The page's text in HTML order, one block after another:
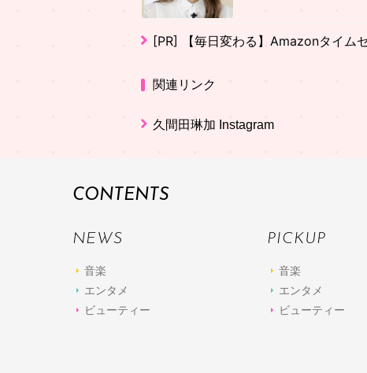
[PR] 【毎日変わる】Amazonタイム
関連リンク
久間田琳加 Instagram
CONTENTS
NEWS
音楽
エンタメ
ビューティー
PICKUP
音楽
エンタメ
ビューティー